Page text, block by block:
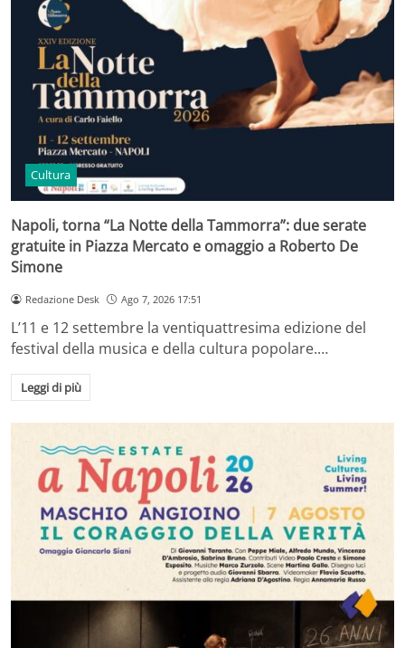
Cultura
Napoli, torna “La Notte della Tammorra”: due serate
gratuite in Piazza Mercato e omaggio a Roberto De
Simone
Redazione Desk Ago 7, 2026 17:51
L’11 e 12 settembre la ventiquattresima edizione del
festival della musica e della cultura popolare.…
Leggi di più